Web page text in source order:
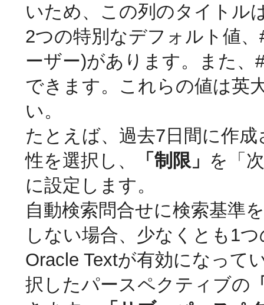
いため、この列のタイトル
2つの特別なデフォルト値
ーザー)があります。また、
できます。これらの値は英
い。
たとえば、過去7日間に作
性を選択し、
「制限」 を「
に設定します。
自動検索問合せに検索基準
しない場合、少なくとも1
Oracle Textが有効になって
択したパースペクティブの